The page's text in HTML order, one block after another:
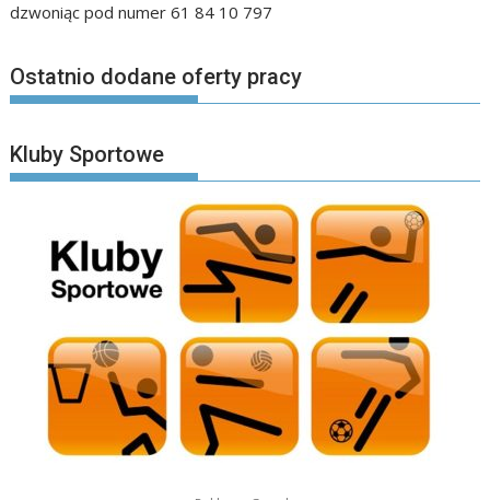
dzwoniąc pod numer 61 84 10 797
Ostatnio dodane oferty pracy
Kluby Sportowe